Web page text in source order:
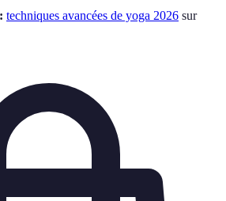
techniques avancées de yoga 2026 sur